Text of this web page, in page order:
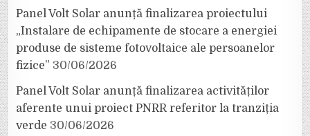
Panel Volt Solar anunță finalizarea proiectului
„Instalare de echipamente de stocare a energiei
produse de sisteme fotovoltaice ale persoanelor
fizice” 30/06/2026
Panel Volt Solar anunță finalizarea activităților
aferente unui proiect PNRR referitor la tranziția
verde 30/06/2026